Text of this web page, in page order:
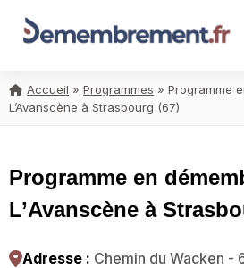
Accueil » Programmes » Programme
L’Avanscène à Strasbourg (67)
Programme en
L’Avanscène à
Adresse : Chemin du Wacken -